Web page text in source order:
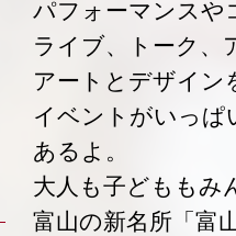
パフォーマンスや
ライブ、トーク、
アートとデザイン
イベントがいっぱ
あるよ。
大人も子どももみ
富山の新名所「富